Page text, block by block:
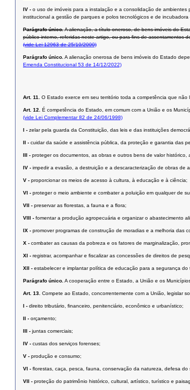
IV - o uso de imóveis para a instalação e a consolidação de
institucional a gestão de parques e polos tecnológicos e de
Parágrafo único.A alienação, a título oneroso, de bens imóveis do
público interno, referidas neste artigo, ou para ﬁns de assentamentos
(vide Lei 12963 de 25/10/2000)
Parágrafo único. A alienação onerosa de bens imóveis do Estado
Emenda Constitucional 53 de 14/12/2022)
Art. 11. O Estado exerce em seu território toda a competência que não
Art. 12.
É competência do Estado, em comum com a União e os
(vide Lei Complementar 82 de 24/06/1998)
I - zelar pela guarda da Constituição, das leis e das instituições
II - cuidar da saúde e assistência pública, da proteção e garantia das
III - proteger os documentos, as obras e outros bens de valor
IV - impedir a evasão, a destruição e a descaracterização de obras de
V - proporcionar os meios de acesso à cultura, à educação e à ciência;
VI - proteger o meio ambiente e combater a poluição em qualquer de
VII - preservar as ﬂorestas, a fauna e a ﬂora;
VIII - fomentar a produção agropecuária e organizar o abastecimento
IX - promover programas de construção de moradias e a melhoria das
X - combater as causas da pobreza e os fatores de marginalização,
XI - registrar, acompanhar e ﬁscalizar as concessões de direitos de
XII - estabelecer e implantar política de educação para a segurança do
Parágrafo único. A cooperação entre o Estado, a União e os
Art. 13. Compete ao Estado, concorrentemente com a União, legislar
I - direito tributário, ﬁnanceiro, penitenciário, econômico e urbanístico;
II - orçamento;
III - juntas comerciais;
IV - custas dos serviços forenses;
V - produção e consumo;
VI - ﬂorestas, caça, pesca, fauna, conservação da natureza, defesa
VII - proteção do patrimônio histórico, cultural, artístico, turístico e